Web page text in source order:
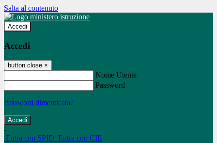
Salta al contenuto
Accedi
Accedi
button close ×
Nome Utente
Password
Password dimenticata?
-
Entra con SPID Entra con CIE